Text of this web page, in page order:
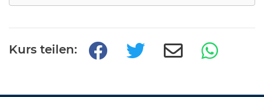
Kurs teilen: